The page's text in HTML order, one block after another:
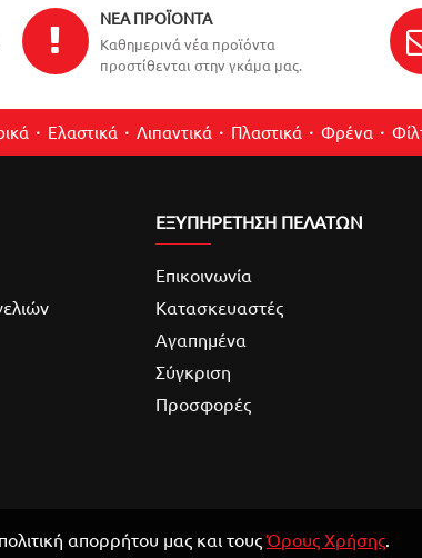
ΝΈΑ ΠΡΟΪΌΝΤΑ
Καθημερινά νέα προϊόντα
προστίθενται στην γκάμα μας.
Ελαστικά Λιπαντικά Πλαστικά Φρένα
ΕΞΥΠΗΡΕΤΗΣΗ ΠΕΛΑΤΩΝ
Επικοινωνία
Κατασκευαστές
Αγαπημένα
Σύγκριση
Προσφορές
απορρήτου μας και τουςΌρους Χρήσης.